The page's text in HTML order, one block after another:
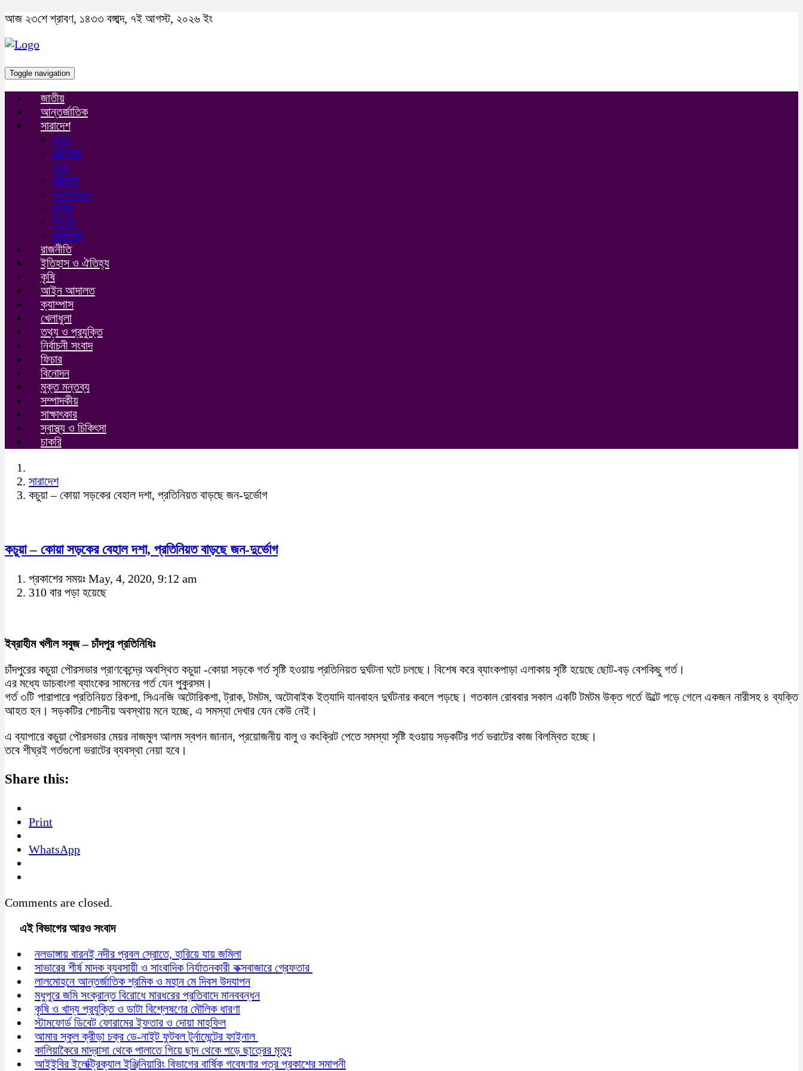
আজ ২৩শে শ্রাবণ, ১৪৩৩ বঙ্গাব্দ, ৭ই আগস্ট, ২০২৬ ইং
Toggle navigation
জাতীয়
আন্তর্জাতিক
সারাদেশ
খুলনা
চট্টগ্রাম
ঢাকা
বরিশাল
ময়মনসিংহ
রংপুর
সিলেট
রাজশাহী
রাজনীতি
ইতিহাস ও ঐতিহ্য
কৃষি
আইন আদালত
ক্যাম্পাস
খেলাধুলা
তথ্য ও প্রযুক্তি
নির্বাচনী সংবাদ
ফিচার
বিনোদন
মুক্ত মন্তব্য
সম্পাদকীয়
সাক্ষাৎকার
স্বাস্থ্য ও চিকিৎসা
চাকরি
সারাদেশ
কচুয়া – কোয়া সড়কের বেহাল দশা, প্রতিনিয়ত বাড়ছে জন-দুর্ভোগ
কচুয়া – কোয়া সড়কের বেহাল দশা, প্রতিনিয়ত বাড়ছে জন-দুর্ভোগ
প্রকাশের সময়ঃ May, 4, 2020, 9:12 am
310 বার পড়া হয়েছে
ইব্রাহীম খলীল সবুজ – চাঁদপুর প্রতিনিধিঃ
চাঁদপুরের কচুয়া পৌরসভার প্রাণকেন্দ্রে অবস্থিত কচুয়া -কোয়া সড়কে গর্ত সৃষ্টি হওয়ায় প্রতিনিয়ত দুর্ঘটনা ঘটে চলছে। বিশেষ করে ব্যাংকপাড়া এলাকায় সৃষ্টি হয়েছে ছোট-বড় বেশকিছু গর্ত।
এর মধ্যে ডাচবাংলা ব্যাংকের সামনের গর্ত যেন পুকুরসম।
গর্ত ৩টি পারাপারে প্রতিনিয়ত রিকশা, সিএনজি অটোরিকশা, ট্রাক, টমটম, অটোবাইক ইত্যাদি যানবাহন দুর্ঘটনার কবলে পড়ছে। গতকাল রোববার সকাল একটি টমটম উক্ত গর্তে উল্টে পড়ে গেলে একজন নারীসহ ৪ ব্যক্তি
আহত হন। সড়কটির শোচনীয় অবস্থায় মনে হচ্ছে, এ সমস্যা দেখার যেন কেউ নেই।
এ ব্যাপারে কচুয়া পৌরসভার মেয়র নাজমুল আলম স্বপন জানান, প্রয়োজনীয় বালু ও কংক্রিট পেতে সমস্যা সৃষ্টি হওয়ায় সড়কটির গর্ত ভরাটের কাজ বিলম্বিত হচ্ছে।
তবে শীঘ্রই গর্তগুলো ভরাটের ব্যবস্থা নেয়া হবে।
Share this:
Print
WhatsApp
Comments are closed.
এই বিভাগের আরও সংবাদ
নলডাঙ্গায় বারনই নদীর প্রবল স্রোতে, হারিয়ে যায় জমিলা
সাভারের শীর্ষ মাদক ব্যবসায়ী ও সাংবাদিক নির্যাতনকারী কক্সবাজারে গ্রেফতার
লালমোহনে আন্তর্জাতিক শ্রমিক ও মহান মে দিবস উদযাপন
মধুপুরে জমি সংক্রান্ত বিরোধে মারধরের প্রতিবাদে মানববন্ধন
কৃষি ও খাদ্য প্রযুক্তি ও ডাটা বিশ্লেষণের মৌলিক ধারণা
স্টামফোর্ড ডিবেট ফোরামের ইফতার ও দোয়া মাহফিল
আমার স্কুল ক্রীড়া চক্র ডে-নাইট ফুটবল টুর্নামেন্টের ফাইনাল
কালিয়াকৈরে মাদ্রাসা থেকে পালাতে গিয়ে ছাদ থেকে পড়ে ছাত্রের মৃত্যু
আইইবির ইলেক্ট্রিক্যাল ইঞ্জিনিয়ারিং বিভাগের বার্ষিক গবেষণার পত্র প্রকাশের সমাপনী